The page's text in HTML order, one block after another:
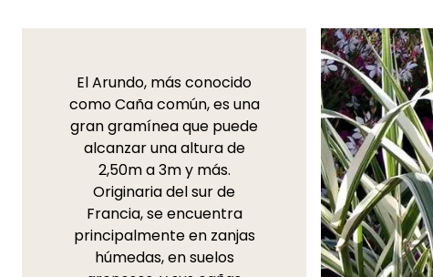
El Arundo, más conocido
como Caña común, es una
gran gramínea que puede
alcanzar una altura de
2,50m a 3m y más.
Originaria del sur de
Francia, se encuentra
principalmente en zanjas
húmedas, en suelos